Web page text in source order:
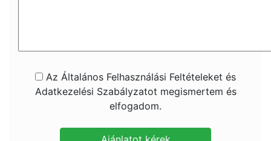
Az Általános Felhasználási Feltételeket és
Adatkezelési Szabályzatot megismertem és
elfogadom.